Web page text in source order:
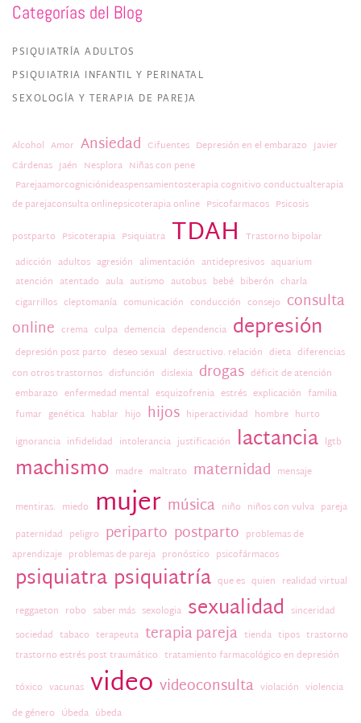
Categorías del Blog
PSIQUIATRÍA ADULTOS
PSIQUIATRIA INFANTIL Y PERINATAL
SEXOLOGÍA Y TERAPIA DE PAREJA
Alcohol Amor Ansiedad Cifuentes Depresión en el embarazo Javier
Cárdenas Jaén Nesplora Niñas con pene
Parejaamorcogniciónideaspensamientosterapia cognitivo conductualterapia
de parejaconsulta onlinepsicoterapia online Psicofarmacos Psicosis
postparto Psicoterapia Psiquiatra TDAH Trastorno bipolar
adicción adultos agresión alimentación antidepresivos aquarium
atención atentado aula autismo autobus bebé biberón charla
cigarrillos cleptomanía comunicación conducción consejo consulta
online crema culpa demencia dependencia depresión
depresión post parto deseo sexual destructivo. relación dieta diferencias
con otros trastornos disfunción dislexia drogas déficit de atención
embarazo enfermedad mental esquizofrenia estrés explicación familia
fumar genética hablar hijo hijos hiperactividad hombre hurto
ignorancia infidelidad intolerancia justificación lactancia lgtb
machismo madre maltrato maternidad mensaje
mentiras. miedo mujer música niño niños con vulva pareja
paternidad peligro periparto postparto problemas de
aprendizaje problemas de pareja pronóstico psicofármacos
psiquiatra psiquiatría que es quien realidad virtual
reggaeton robo saber más sexologia sexualidad sinceridad
sociedad tabaco terapeuta terapia pareja tienda tipos trastorno
trastorno estrés post traumático tratamiento farmacológico en depresión
tóxico vacunas video videoconsulta violación violencia
de género Úbeda úbeda